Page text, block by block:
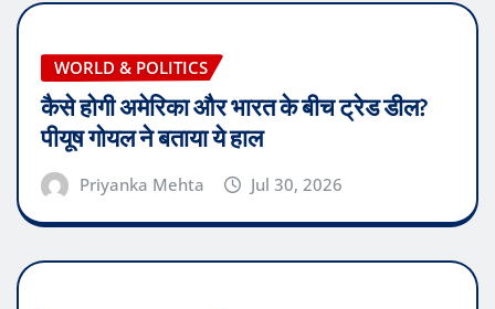
WORLD & POLITICS
कैसे होगी अमेरिका और भारत के बीच ट्रेड डील?
पीयूष गोयल ने बताया ये हाल
Priyanka Mehta Jul 30, 2026